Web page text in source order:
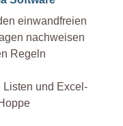
einwandfreien
nachweisen
Regeln
Listen und Excel-